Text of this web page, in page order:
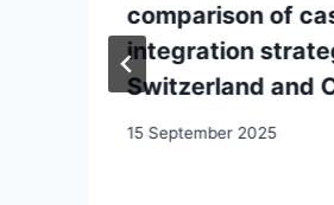
comparison of
integration
Switzerland and
15 September 2025